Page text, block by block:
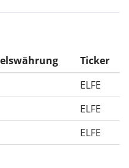
ETFs beinhalten
Ticker
ELFE
ELFE
ELFE